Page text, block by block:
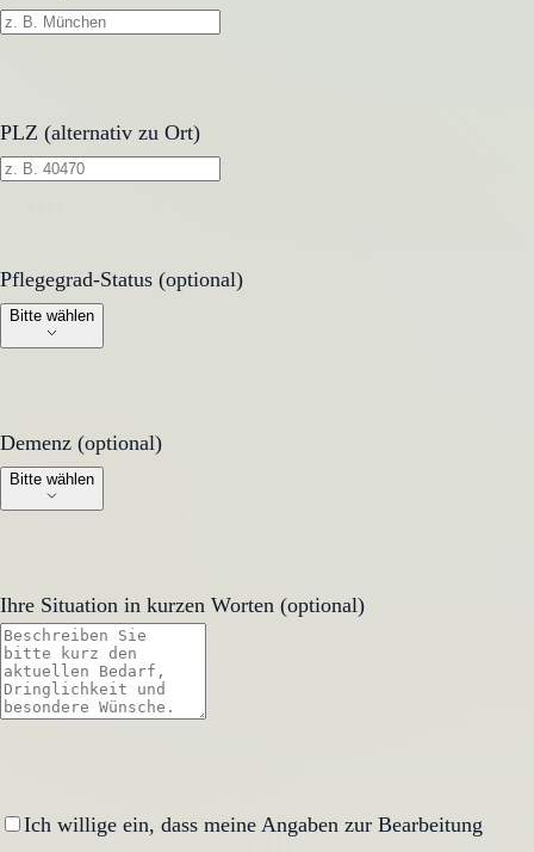
PLZ (alternativ zu Ort)
Pflegegrad-Status (optional)
Pflegegrad-Status (optional)
Bitte wählen
Demenz (optional)
Demenz (optional)
Bitte wählen
Ihre Situation in kurzen Worten (optional)
Ich willige ein, dass meine Angaben zur Bearbeitung